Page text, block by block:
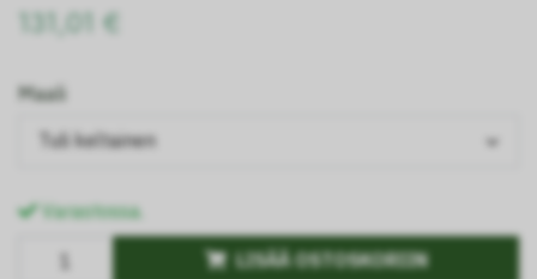
131,01 €
Maali
Tuli keltainen
Varastossa.
LISÄÄ OSTOSKORIIN